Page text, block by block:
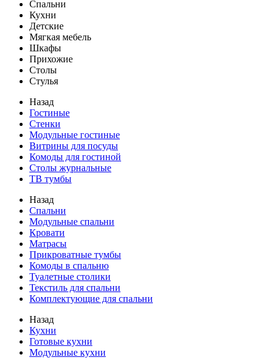
Спальни
Кухни
Детские
Мягкая мебель
Шкафы
Прихожие
Столы
Стулья
Назад
Гостиные
Стенки
Модульные гостиные
Витрины для посуды
Комоды для гостиной
Столы журнальные
ТВ тумбы
Назад
Спальни
Модульные спальни
Кровати
Матрасы
Прикроватные тумбы
Комоды в спальню
Туалетные столики
Текстиль для спальни
Комплектующие для спальни
Назад
Кухни
Готовые кухни
Модульные кухни